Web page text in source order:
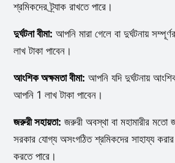
শ্রমিকদের ট্র্যাক রাখতে পারে।
দুর্ঘটনা বীমা: আপনি মারা গেলে বা দুর্ঘটনায়
লাখ টাকা পাবেন।
আংশিক অক্ষমতা বীমা: আপনি যদি দুর্ঘটনায়
আপনি 1 লাখ টাকা পাবেন।
জরুরী সহায়তা: জরুরী অবস্থা বা মহামারীর মতো
সরকার যোগ্য অসংগঠিত শ্রমিকদের সাহায্য
করতে পারে।